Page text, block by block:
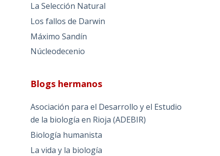
La Selección Natural
Los fallos de Darwin
Máximo Sandín
Núcleodecenio
Blogs hermanos
Asociación para el Desarrollo y el Estudio
de la biología en Rioja (ADEBIR)
Biología humanista
La vida y la biología